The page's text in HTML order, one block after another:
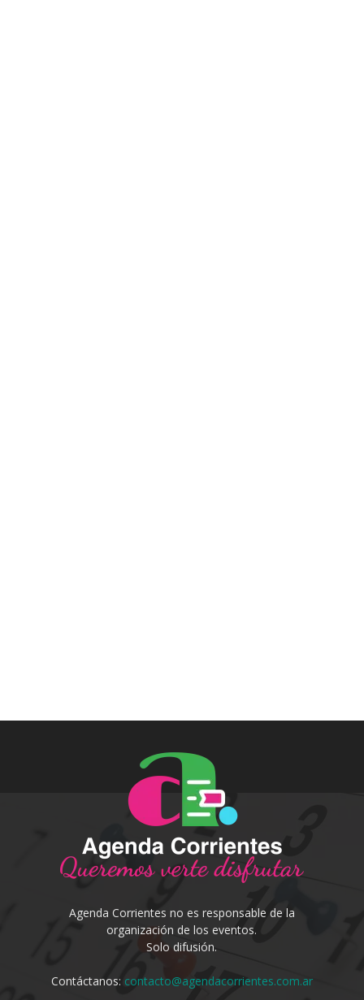
Agenda Corrientes no es responsable de la
organización de los eventos.
Solo difusión.
Contáctanos: contacto@agendacorrientes.com.ar